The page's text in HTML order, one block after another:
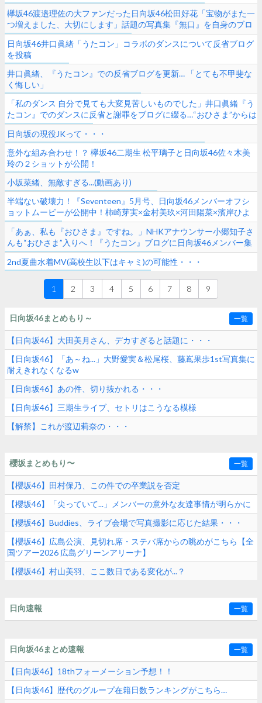
欅坂46渡邉理佐の大ファンだった日向坂46松田好花「宝物がまた一
つ増えました、大切にします」話題の写真集『無口』を自身のブロ
グでPR
日向坂46井口眞緒「うたコン」コラボのダンスについて反省ブログ
を投稿
井口眞緒、『うたコン』での反省ブログを更新… 「とても不甲斐な
く悔しい」
「私のダンス 自分で見ても大変見苦しいものでした」井口眞緒『う
たコン』でのダンスに反省と謝罪をブログに綴る…“おひさま”からは
温かいエール！
日向坂の現役JKって・・・
意外な組み合わせ！？ 欅坂46二期生 松平璃子と日向坂46佐々木美
玲の２ショットが公開！
小坂菜緒、無敵すぎる...(動画あり)
半端ない破壊力！『Seventeen』5月号、日向坂46メンバーオフシ
ョットムービーが公開中！柿崎芽実×金村美玖×河田陽菜×濱岸ひよ
り×上村ひなのが登場！
「あぁ、私も『おひさま』ですね。」NHKアナウンサー小郷知子さ
んも“おひさま”入りへ！『うたコン』ブログに日向坂46メンバー集
合写真が登場！
2nd夏曲水着MV(高校生以下はキャミ)の可能性・・・
1 2 3 4 5 6 7 8 9
日向坂46まとめもり～ 一覧
【日向坂46】大田美月さん、デカすぎると話題に・・・
【日向坂46】「あ～ね...」大野愛実＆松尾桜、藤嶌果歩1st写真集に
耐えきれなくなるw
【日向坂46】あの件、切り抜かれる・・・
【日向坂46】三期生ライブ、セトリはこうなる模様
【解禁】これが渡辺莉奈の・・・
櫻坂まとめもり〜 一覧
【櫻坂46】田村保乃、この件での卒業説を否定
【櫻坂46】「尖っていて...」メンバーの意外な友達事情が明らかに
【櫻坂46】Buddies、ライブ会場で写真撮影に応じた結果・・・
【櫻坂46】広島公演、見切れ席・ステバ席からの眺めがこちら【全
国ツアー2026 広島グリーンアリーナ】
【櫻坂46】村山美羽、ここ数日である変化が...？
日向速報 一覧
日向坂46まとめ速報 一覧
【日向坂46】18thフォーメーション予想！！
【日向坂46】歴代のグループ在籍日数ランキングがこちら…